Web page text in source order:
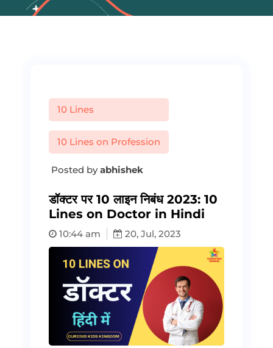
10 Lines
10 Lines on Profession
Posted byabhishek
डॉक्टर पर 10 लाइन निबंध 2023: 10
Lines on Doctor in Hindi
10:44 am 20, Jul, 2023